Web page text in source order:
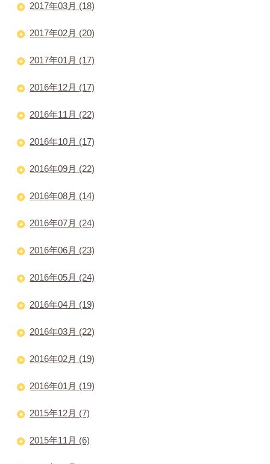
2017年03月 (18)
2017年02月 (20)
2017年01月 (17)
2016年12月 (17)
2016年11月 (22)
2016年10月 (17)
2016年09月 (22)
2016年08月 (14)
2016年07月 (24)
2016年06月 (23)
2016年05月 (24)
2016年04月 (19)
2016年03月 (22)
2016年02月 (19)
2016年01月 (19)
2015年12月 (7)
2015年11月 (6)